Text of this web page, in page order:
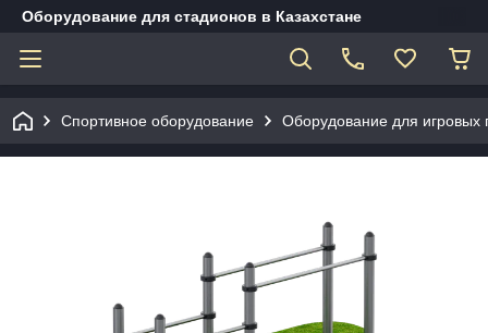
Оборудование для стадионов в Казахстане
Спортивное оборудование Оборудование для игровых